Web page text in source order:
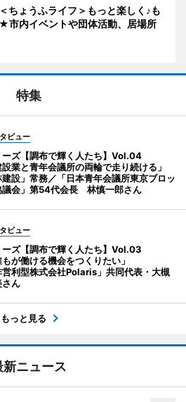
ちょうふライフ＞もっと楽しく♪も
市内イベントや団体活動、居場所
特集
ビュー
ーズ【調布で輝く人たち】Vol.04
設業と青年会議所の両輪で走り続ける」
建設」常務／「日本青年会議所東京ブロッ
議会」第54代会長 林慎一郎さん
ビュー
ーズ【調布で輝く人たち】Vol.03
もが働ける機会をつくりたい」
営利型株式会社Polaris」共同代表・大槻
さん
もっと見る
新ニュース